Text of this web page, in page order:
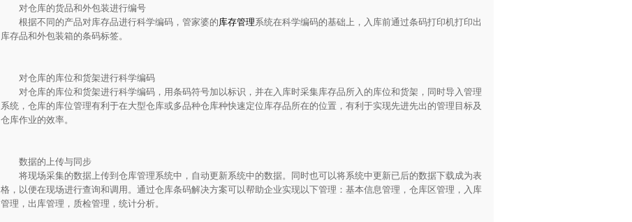
对仓库的货品和外包装进行编号
根据不同的产品对库存品进行科学编码，管家婆的库存管理系统在科学编码的基础上，入库前通过条码打印机打印出
库存品和外包装箱的条码标签。
对仓库的库位和货架进行科学编码
对仓库的库位和货架进行科学编码，用条码符号加以标识，并在入库时采集库存品所入的库位和货架，同时导入管理
系统，仓库的库位管理有利于在大型仓库或多品种仓库种快速定位库存品所在的位置，有利于实现先进先出的管理目标及
仓库作业的效率。
数据的上传与同步
将现场采集的数据上传到仓库管理系统中，自动更新系统中的数据。同时也可以将系统中更新已后的数据下载成为表
格，以便在现场进行查询和调用。通过仓库条码解决方案可以帮助企业实现以下管理：基本信息管理，仓库区管理，入库
管理，出库管理，质检管理，统计分析。